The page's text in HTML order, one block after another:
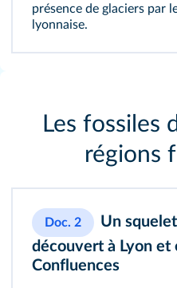
présence de glaciers par
lyonnaise.
Les fossiles
régions
Doc. 2
Un
découvert à Lyon et
Confluences